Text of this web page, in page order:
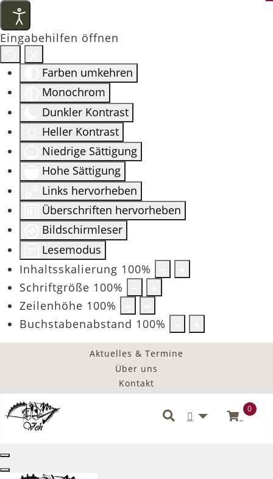
Eingabehilfen öffnen
Farben umkehren
Monochrom
Dunkler Kontrast
Heller Kontrast
Niedrige Sättigung
Hohe Sättigung
Links hervorheben
Überschriften hervorheben
Bildschirmleser
Lesemodus
Inhaltsskalierung 100%
Schriftgröße 100%
Zeilenhöhe 100%
Buchstabenabstand 100%
Aktuelles & Termine
Über uns
Kontakt
Benutzermenü
0